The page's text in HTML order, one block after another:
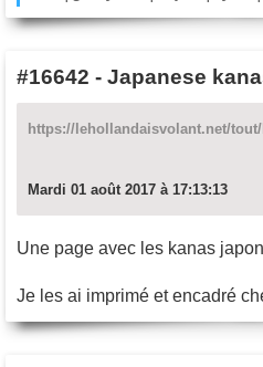
#16642 - Japanese
https://lehollandaisvolant.net/
Mardi 01 août 2017 à 17:13:13
Une page avec les kanas
Je les ai imprimé et encadré